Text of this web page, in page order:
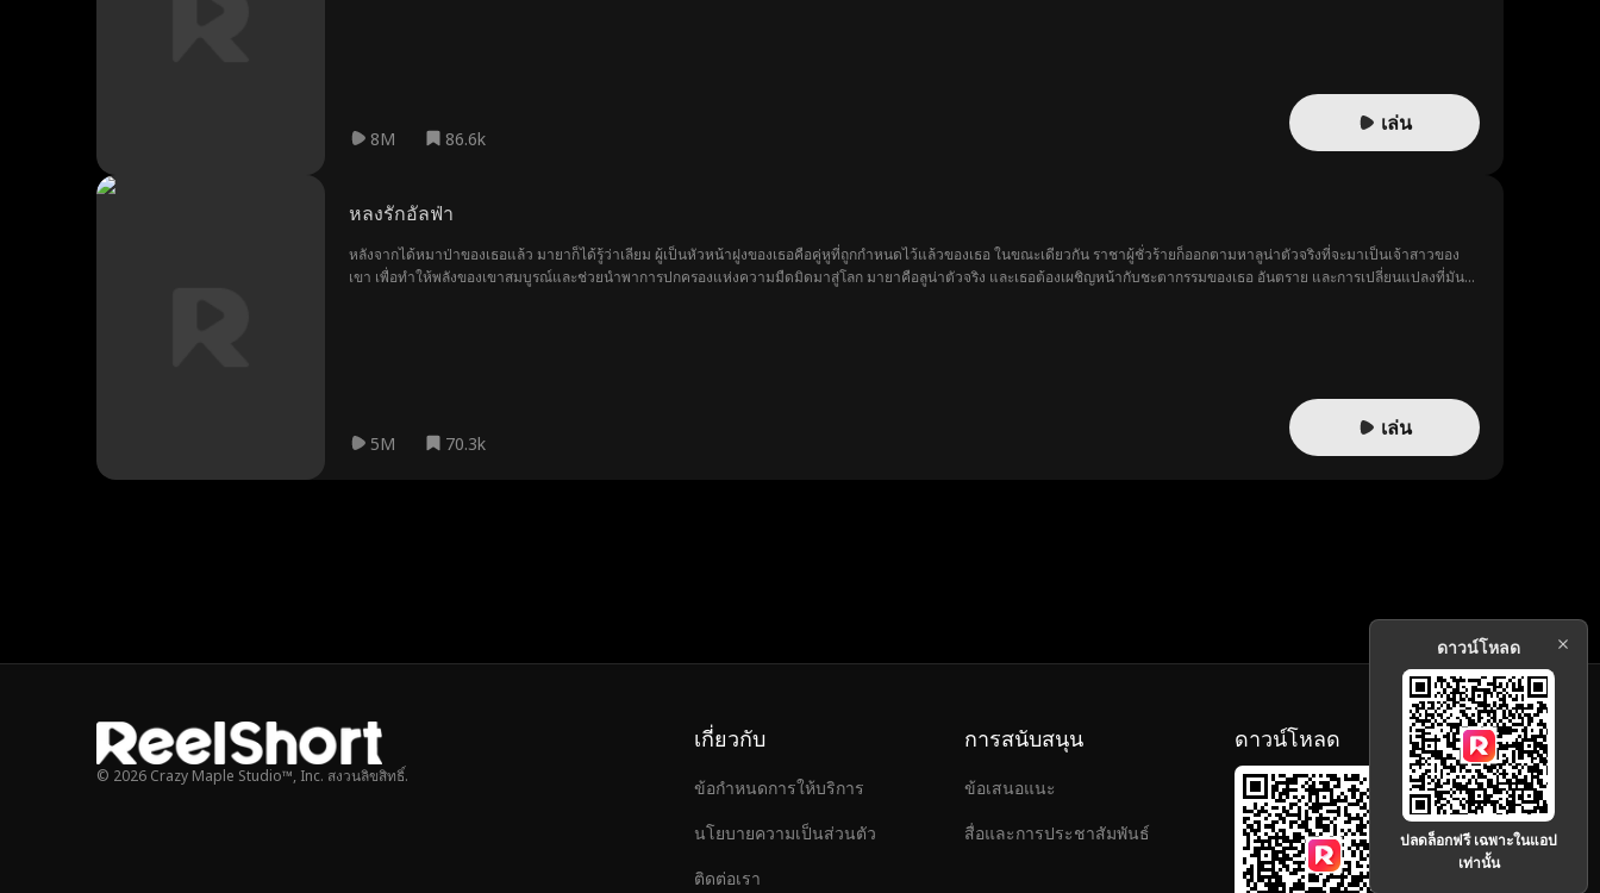
8M 86.6k
เล่น
หลงรักอัลฟ่า
หลังจากได้หมาป่าของเธอแล้ว มายาก็ได้รู้ว่าเลียม ผู้เป็นหัวหน้าฝูงของเธอคือคู่หูที่ถูกกำหนดไว้แล้วของเธอ ในขณะเดียวกัน ราชาผู้ชั่วร้ายก็ออกตามหาลูน่าตัวจริงที่จะมาเป็นเจ้าสาวของ
เขา เพื่อทำให้พลังของเขาสมบูรณ์และช่วยนำพาการปกครองแห่งความมืดมิดมาสู่โลก มายาคือลูน่าตัวจริง และเธอต้องเผชิญหน้ากับชะตากรรมของเธอ อันตราย และการเปลี่ยนแปลงที่มัน
5M 70.3k
เล่น
© 2026 Crazy Maple Studio™, Inc. สงวนลิขสิทธิ์.
เกี่ยวกับ
ข้อกำหนดการให้บริการ
นโยบายความเป็นส่วนตัว
ติดต่อเรา
การสนับสนุน
ข้อเสนอแนะ
สื่อและการประชาสัมพันธ์
ดาวน์โหลด
ดาวน์โหลด
ปลดล็อกฟรี เฉพาะในแอป
เท่านั้น